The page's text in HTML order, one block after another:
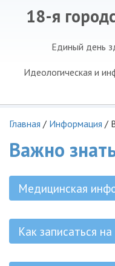
18-я
Единый день
Идеологическая и
Главная / Информация /
Важно
Медицинская
Как записаться